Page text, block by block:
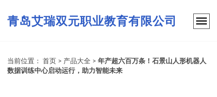
青岛艾瑞双元职业教育有限公司
当前位置： 首页 > 产品大全 > 年产超六百万条！石景山人形机器人
数据训练中心启动运行，助力智能未来